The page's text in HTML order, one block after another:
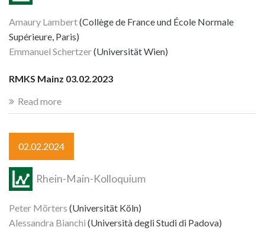
Amaury Lambert(Collège de France und École Normale
Supérieure, Paris)
Emmanuel Schertzer(Universität Wien)
RMKS Mainz 03.02.2023
Read more
02.02.2024
Rhein-Main-Kolloquium
Peter Mörters (Universität Köln)
Alessandra Bianchi (Università degli Studi di Padova)